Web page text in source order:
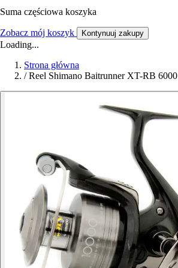
Suma częściowa koszyka
Zobacz mój koszyk Kontynuuj zakupy
Loading...
Strona główna
/ Reel Shimano Baitrunner XT-RB 6000